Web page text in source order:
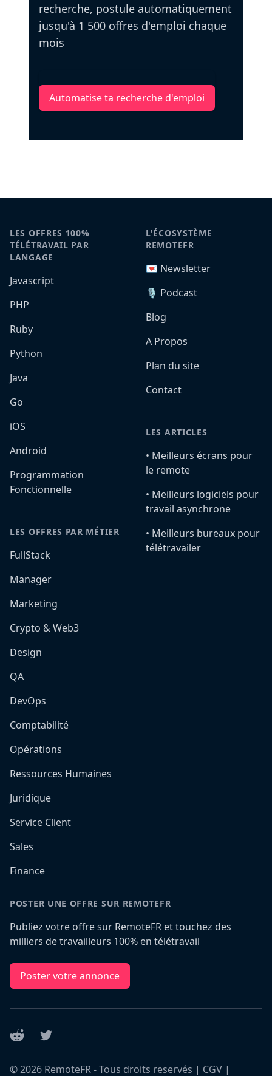
recherche, postule automatiquement
jusqu'à 1 500 offres d'emploi chaque
mois
Automatise ta recherche d'emploi
LES OFFRES 100%
TÉLÉTRAVAIL PAR
LANGAGE
Javascript
PHP
Ruby
Python
Java
Go
iOS
Android
Programmation
Fonctionnelle
LES OFFRES PAR MÉTIER
FullStack
Manager
Marketing
Crypto & Web3
Design
QA
DevOps
Comptabilité
Opérations
Ressources Humaines
Juridique
Service Client
Sales
Finance
L'ÉCOSYSTÈME
REMOTEFR
💌 Newsletter
🎙️ Podcast
Blog
A Propos
Plan du site
Contact
LES ARTICLES
•️ Meilleurs écrans pour
le remote
•️ Meilleurs logiciels pour
travail asynchrone
•️ Meilleurs bureaux pour
télétravailer
POSTER UNE OFFRE SUR REMOTEFR
Publiez votre offre sur RemoteFR et touchez des
milliers de travailleurs 100% en télétravail
Poster votre annonce
Reddit Twitter
©2026 RemoteFR - Tous droits reservés | CGV |